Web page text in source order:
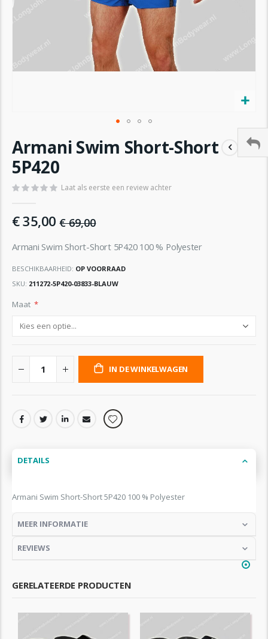
naar
het
begin
de
gallerij
Armani Swim Short-Short
5P420
Laat als eerste een review achter
€ 35,00 € 69,00
Armani Swim Short-Short 5P420 100 % Polyester
BESCHIKBAARHEID: OP VOORRAAD
SKU 211272-5P420-03833-BLAUW
Maat
IN DE WINKELWAGEN
DETAILS
Armani Swim Short-Short 5P420 100 % Polyester
MEER INFORMATIE
REVIEWS
GERELATEERDE PRODUCTEN